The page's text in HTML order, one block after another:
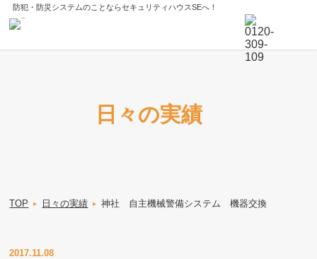
防犯・防災システムのことならセキュリティハウスSEへ！
日々の実績
TOP ▸ 日々の実績 ▸ 神社 自主機械警備システム 機器交換
2017.11.08